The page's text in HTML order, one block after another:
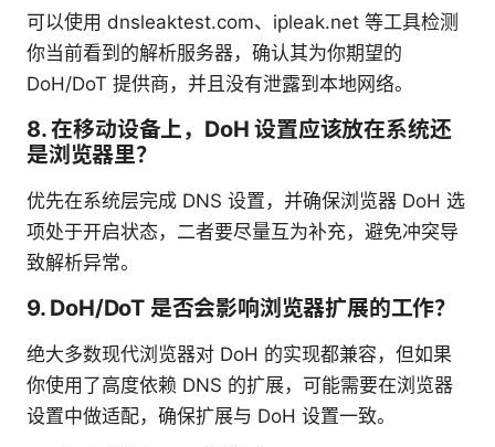
可以使用 dnsleaktest.com、ipleak.net 等工具检测
你当前看到的解析服务器，确认其为你期望的
DoH/DoT 提供商，并且没有泄露到本地网络。
8. 在移动设备上，DoH 设置应该放在系统还
是浏览器里？
优先在系统层完成 DNS 设置，并确保浏览器 DoH 选
项处于开启状态，二者要尽量互为补充，避免冲突导
致解析异常。
9. DoH/DoT 是否会影响浏览器扩展的工作？
绝大多数现代浏览器对 DoH 的实现都兼容，但如果
你使用了高度依赖 DNS 的扩展，可能需要在浏览器
设置中做适配，确保扩展与 DoH 设置一致。